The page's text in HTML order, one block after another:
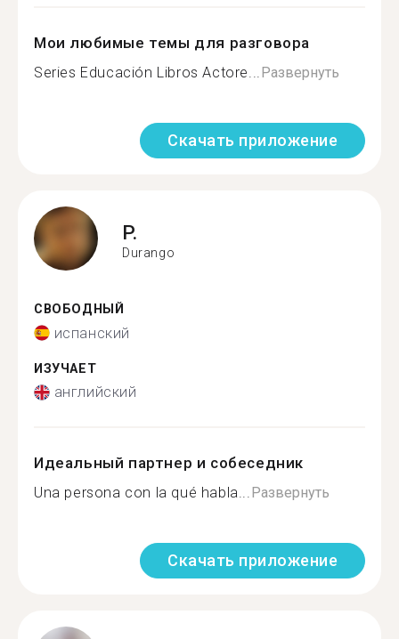
Мои любимые темы для разговора
Series Educación Libros Actore...Развернуть
Скачать приложение
P.
Durango
СВОБОДНЫЙ
испанский
ИЗУЧАЕТ
английский
Идеальный партнер и собеседник
Una persona con la qué habla...Развернуть
Скачать приложение